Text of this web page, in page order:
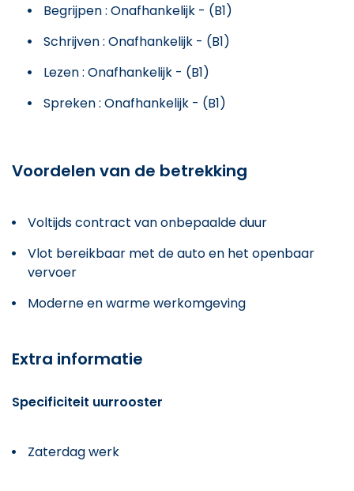
Begrijpen : Onafhankelijk - (B1)
Schrijven : Onafhankelijk - (B1)
Lezen : Onafhankelijk - (B1)
Spreken : Onafhankelijk - (B1)
Voordelen van de betrekking
Voltijds contract van onbepaalde duur
Vlot bereikbaar met de auto en het openbaar
vervoer
Moderne en warme werkomgeving
Extra informatie
Specificiteit uurrooster
Zaterdag werk